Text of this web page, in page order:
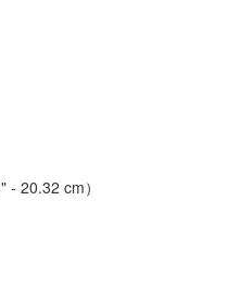
20.32 cm）